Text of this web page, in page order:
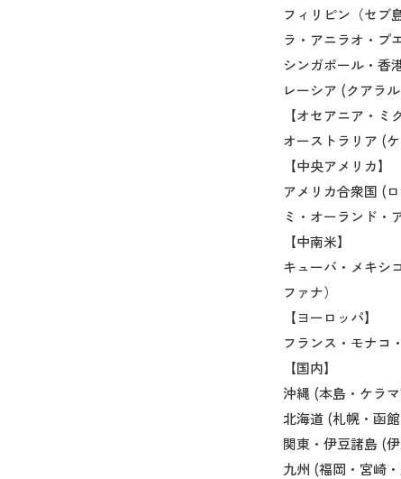
フィリピン（セブ
ラ・アニラオ・プ
シンガポール・香
レーシア (クアラ
【オセアニア・ミ
オーストラリア (
【中央アメリカ】
アメリカ合衆国 (
ミ・オーランド・
【中南米】
キューバ・メキシ
ファナ）
【ヨーロッパ】
フランス・モナコ
【国内】
沖縄 (本島・ケラ
北海道 (札幌・函
関東・伊豆諸島 (
九州 (福岡・宮崎